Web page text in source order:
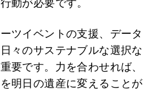
動が必要です。
ツイベントの支援、データ
々のサステナブルな選択な
要です。力を合わせれば、
明日の遺産に変えることが